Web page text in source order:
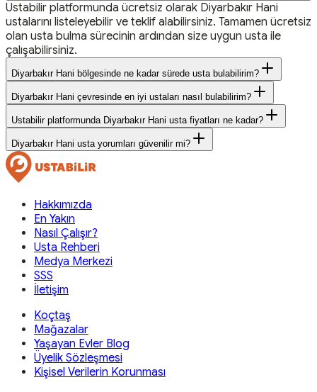
Ustabilir platformunda ücretsiz olarak Diyarbakır Hani
ustalarını listeleyebilir ve teklif alabilirsiniz. Tamamen ücretsiz
olan usta bulma sürecinin ardından size uygun usta ile
çalışabilirsiniz.
Diyarbakır Hani bölgesinde ne kadar sürede usta bulabilirim?
Diyarbakır Hani çevresinde en iyi ustaları nasıl bulabilirim?
Ustabilir platformunda Diyarbakır Hani usta fiyatları ne kadar?
Diyarbakır Hani usta yorumları güvenilir mi?
Hakkımızda
En Yakın
Nasıl Çalışır?
Usta Rehberi
Medya Merkezi
SSS
İletişim
Koçtaş
Mağazalar
Yaşayan Evler Blog
Üyelik Sözleşmesi
Kişisel Verilerin Korunması